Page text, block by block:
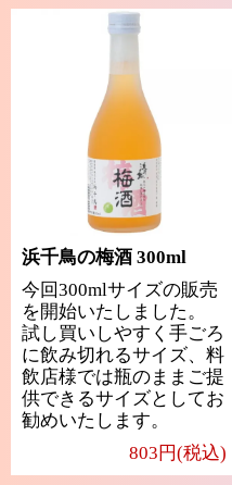
浜千鳥の梅酒 300ml
今回300mlサイズの販売
を開始いたしました。
試し買いしやすく手ごろ
に飲み切れるサイズ、料
飲店様では瓶のままご提
供できるサイズとしてお
勧めいたします。
803円(税込)